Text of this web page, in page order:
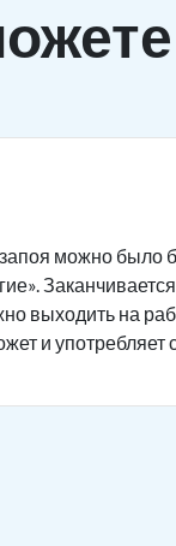
можно
выходить на
и